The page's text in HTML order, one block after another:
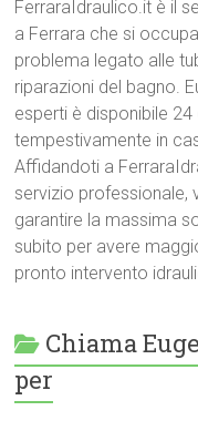
FerraraIdraulico.it è il
a Ferrara che si
problema legato alle
riparazioni del bagno.
esperti è disponibile
tempestivamente in
Affidandoti a
servizio professionale,
garantire la massima
subito per avere
pronto intervento
Chiama
per